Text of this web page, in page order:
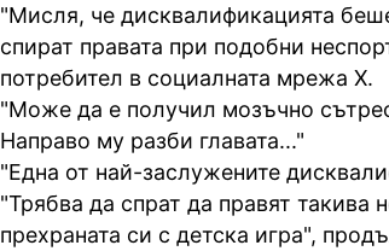
"Мисля, че дисквалификацията
спират правата при подобни
потребител в социалната мрежа X.
"Може да е получил мозъчно
Направо му разби главата..."
"Една от най-заслужените
"Трябва да спрат да правят
прехраната си с детска игра",